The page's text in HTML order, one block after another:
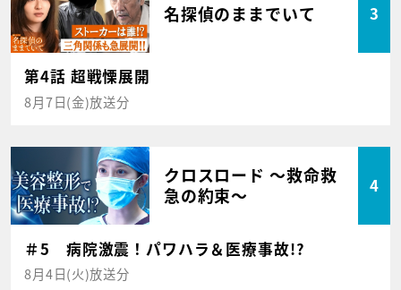
名探偵のままでいて 3
第4話 超戦慄展開
8月7日(金)放送分
クロスロード ～救命救
急の約束～
4
＃5 病院激震！パワハラ＆医療事故!?
8月4日(火)放送分